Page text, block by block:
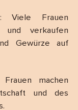
: Viele Frauen
und verkaufen
Gewürze auf
Frauen machen
und des